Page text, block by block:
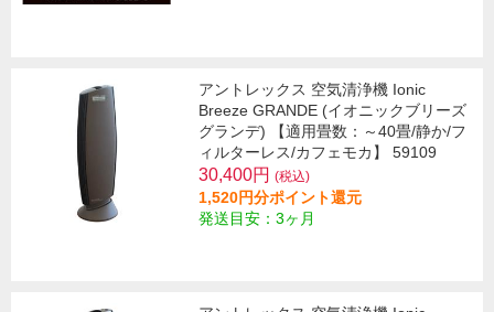
アントレックス 空気清浄機 Ionic
Breeze GRANDE (イオニックブリーズ
グランデ) 【適用畳数：～40畳/静か/フ
ィルターレス/カフェモカ】 59109
30,400円 (税込)
1,520円分ポイント還元
発送目安：3ヶ月